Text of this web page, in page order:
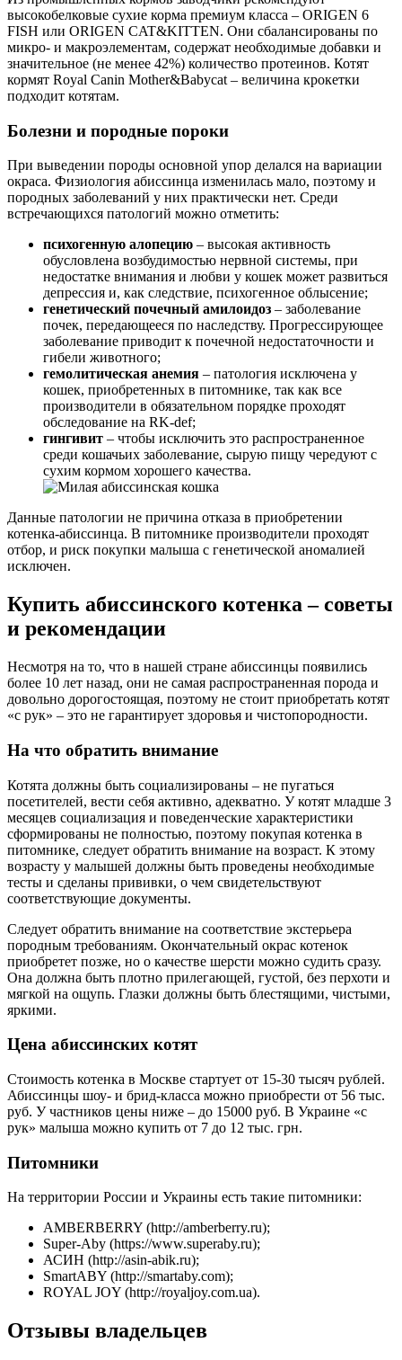
высокобелковые сухие корма премиум класса – ORIGEN 6
FISH или ORIGEN CAT&KITTEN. Они сбалансированы по
микро- и макроэлементам, содержат необходимые добавки и
значительное (не менее 42%) количество протеинов. Котят
кормят Royal Canin Mother&Babycat – величина крокетки
подходит котятам.
Болезни и породные пороки
При выведении породы основной упор делался на вариации
окраса. Физиология абиссинца изменилась мало, поэтому и
породных заболеваний у них практически нет. Среди
встречающихся патологий можно отметить:
психогенную алопецию – высокая активность
обусловлена возбудимостью нервной системы, при
недостатке внимания и любви у кошек может развиться
депрессия и, как следствие, психогенное облысение;
генетический почечный амилоидоз – заболевание
почек, передающееся по наследству. Прогрессирующее
заболевание приводит к почечной недостаточности и
гибели животного;
гемолитическая анемия – патология исключена у
кошек, приобретенных в питомнике, так как все
производители в обязательном порядке проходят
обследование на RK-def;
гингивит – чтобы исключить это распространенное
среди кошачьих заболевание, сырую пищу чередуют с
сухим кормом хорошего качества.
Данные патологии не причина отказа в приобретении
котенка-абиссинца. В питомнике производители проходят
отбор, и риск покупки малыша с генетической аномалией
исключен.
Купить абиссинского котенка – советы
и рекомендации
Несмотря на то, что в нашей стране абиссинцы появились
более 10 лет назад, они не самая распространенная порода и
довольно дорогостоящая, поэтому не стоит приобретать котят
«с рук» – это не гарантирует здоровья и чистопородности.
На что обратить внимание
Котята должны быть социализированы – не пугаться
посетителей, вести себя активно, адекватно. У котят младше 3
месяцев социализация и поведенческие характеристики
сформированы не полностью, поэтому покупая котенка в
питомнике, следует обратить внимание на возраст. К этому
возрасту у малышей должны быть проведены необходимые
тесты и сделаны прививки, о чем свидетельствуют
соответствующие документы.
Следует обратить внимание на соответствие экстерьера
породным требованиям. Окончательный окрас котенок
приобретет позже, но о качестве шерсти можно судить сразу.
Она должна быть плотно прилегающей, густой, без перхоти и
мягкой на ощупь. Глазки должны быть блестящими, чистыми,
яркими.
Цена абиссинских котят
Стоимость котенка в Москве стартует от 15-30 тысяч рублей.
Абиссинцы шоу- и брид-класса можно приобрести от 56 тыс.
руб. У частников цены ниже – до 15000 руб. В Украине «с
рук» малыша можно купить от 7 до 12 тыс. грн.
Питомники
На территории России и Украины есть такие питомники:
AMBERBERRY (http://amberberry.ru);
Super-Aby (https://www.superaby.ru);
АСИН (http://asin-abik.ru);
SmartABY (http://smartaby.com);
ROYAL JOY (http://royaljoy.com.ua).
Отзывы владельцев